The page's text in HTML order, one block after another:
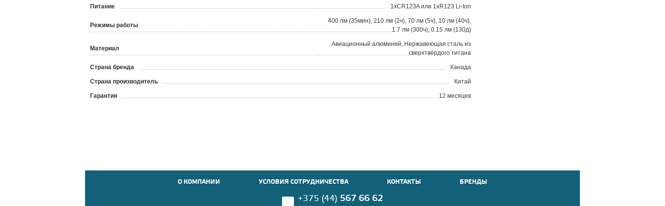
Питание 1xCR123A или 1xR123 Li-Ion
Режимы работы
400 лм (35мин), 210 лм (2ч), 70 лм (5ч), 10 лм (40ч),
1.7 лм (300ч), 0.15 лм (130д)
Материал
Авиационный алюминий, Нержавеющая сталь из
сверхтвёрдого титана
Страна бренда Канада
Страна производитель Китай
Гарантия 12 месяцев
О КОМПАНИИ УСЛОВИЯ СОТРУДНИЧЕСТВА КОНТАКТЫ БРЕНДЫ
+375 (44) 567 66 62